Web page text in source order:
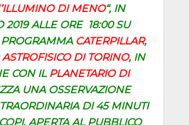
DI MENO“, IN
2019 ALLE ORE 18:00 SU
CATERPILLAR,
DI TORINO, IN
CON IL PLANETARIO DI
UNA OSSERVAZIONE
DI 45 MINUTI
APERTA AL PUBBLICO